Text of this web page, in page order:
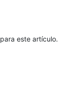
este artículo.